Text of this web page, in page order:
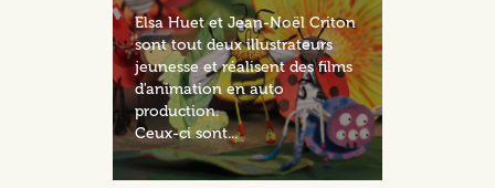
Elsa Huet et Jean-Noël Criton
sont tout deux illustrateurs
jeunesse et réalisent des films
d'animation en auto
production.
Ceux-ci sont...